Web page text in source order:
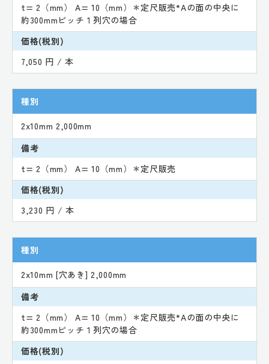
t= 2（mm） A= 10（mm）＊定尺販売*Aの面の中央に
約300mmピッチ１列穴の場合
価格(税別)
7,050 円 / 本
種別
2x10mm 2,000mm
備考
t= 2（mm） A= 10（mm）＊定尺販売
価格(税別)
3,230 円 / 本
種別
2x10mm [穴あき] 2,000mm
備考
t= 2（mm） A= 10（mm）＊定尺販売*Aの面の中央に
約300mmピッチ１列穴の場合
価格(税別)